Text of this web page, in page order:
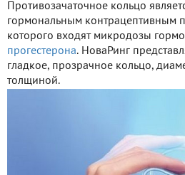
Противозачаточное кольцо
гормональным контрацептивным
которого входят микродозы
прогестерона. НоваРинг
гладкое, прозрачное кольцо,
толщиной.